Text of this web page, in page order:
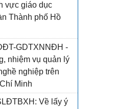
vực giáo dục
Thành phố Hồ
GDTXNNĐH -
nhiệm vụ quản lý
nghiệp trên
Minh
Về lấy ý